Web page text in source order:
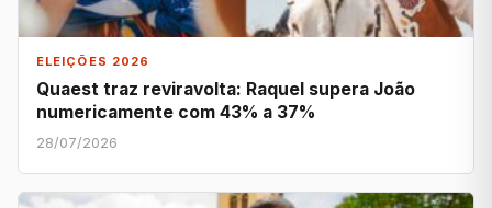
ELEIÇÕES 2026
Quaest traz reviravolta: Raquel supera João
numericamente com 43% a 37%
28/07/2026